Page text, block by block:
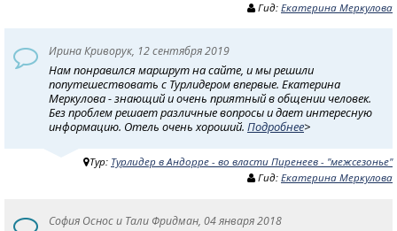
Гид: Екатерина Меркулова
Ирина Криворук, 12 сентября 2019
Нам понравился маршрут на сайте, и мы решили
попутешествовать с Турлидером впервые. Екатерина
Меркулова - знающий и очень приятный в общении человек.
Без проблем решает различные вопросы и дает интересную
информацию. Отель очень хороший. Подробнее>
Тур: Турлидер в Андорре - во власти Пиренеев - "межсезонье"
Гид: Екатерина Меркулова
София Оснос и Тали Фридман, 04 января 2018